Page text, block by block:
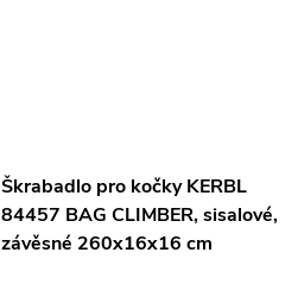
Škrabadlo pro kočky KERBL
84457 BAG CLIMBER, sisalové,
závěsné 260x16x16 cm